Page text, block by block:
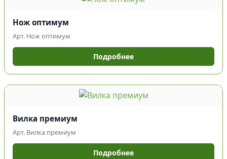
Нож оптимум
Арт. Нож оптимум
Подробнее
Вилка премиум
Арт. Вилка премиум
Подробнее